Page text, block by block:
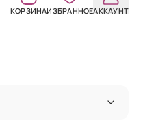
КОРЗИНАИЗБРАННОЕАККАУНТ